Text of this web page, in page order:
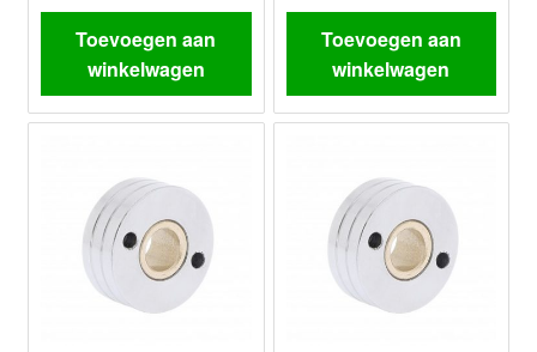
Toevoegen aan
winkelwagen
Toevoegen aan
winkelwagen